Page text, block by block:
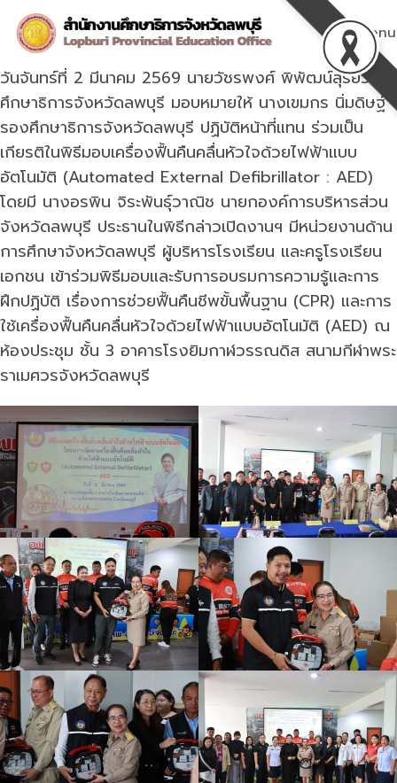
content
Menu
วันจันทร์ที่ 2 มีนาคม 2569 นายวัชรพงศ์ พิพัฒน์สุริยวงศ์
ศึกษาธิการจังหวัดลพบุรี มอบหมายให้ นางเขมกร นิ่มดิษฐ์
รองศึกษาธิการจังหวัดลพบุรี ปฏิบัติหน้าที่แทน ร่วมเป็น
เกียรติในพิธีมอบเครื่องฟื้นคืนคลื่นหัวใจด้วยไฟฟ้าแบบ
อัตโนมัติ (Automated External Defibrillator : AED)
โดยมี นางอรพิน จิระพันธุ์วาณิช นายกองค์การบริหารส่วน
จังหวัดลพบุรี ประธานในพิธีกล่าวเปิดงานฯ มีหน่วยงานด้าน
การศึกษาจังหวัดลพบุรี ผู้บริหารโรงเรียน และครูโรงเรียน
เอกชน เข้าร่วมพิธีมอบและรับการอบรมการความรู้และการ
ฝึกปฏิบัติ เรื่องการช่วยฟื้นคืนชีพขั้นพื้นฐาน (CPR) และการ
ใช้เครื่องฟื้นคืนคลื่นหัวใจด้วยไฟฟ้าแบบอัตโนมัติ (AED) ณ
ห้องประชุม ชั้น 3 อาคารโรงยิมกาฬวรรณดิส สนามกีฬาพระ
ราเมศวรจังหวัดลพบุรี